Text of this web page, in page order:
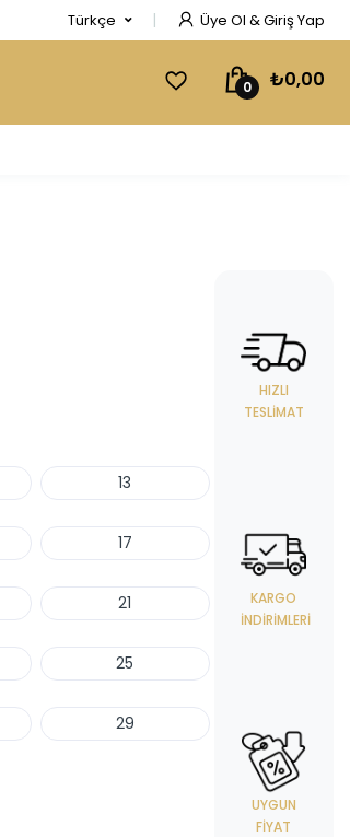
Türkçe Üye Ol & Giriş Yap
0 ₺0,00
13
17
21
25
29
HIZLI
TESLIMAT
KARGO
İNDIRIMLERI
UYGUN
FIYAT